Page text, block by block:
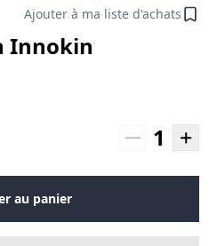
Ajouter à ma liste d'achats
Innokin
1
au panier